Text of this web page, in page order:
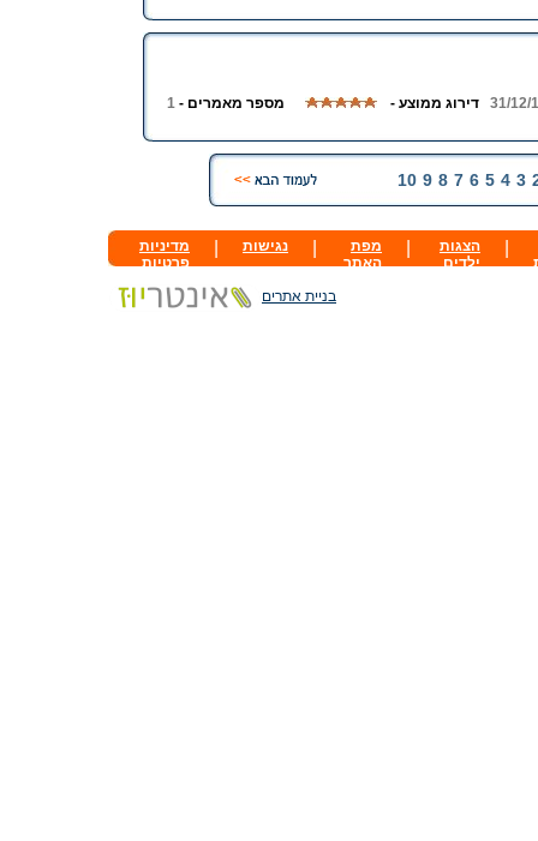
31/12/ דירוג ממוצע - מספר מאמרים - 1
3
4
5
6
7
8
9
10
הצגות
ילדים
מפת
האתר
נגישות
מדיניות
פרטיות
בניית אתרים